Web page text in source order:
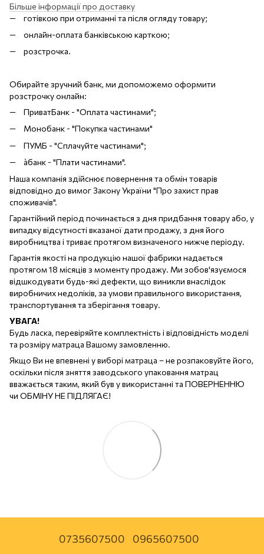
Більше інформації про доставку
готівкою при отриманні та після огляду товару;
онлайн-оплата банківською карткою;
розстрочка.
Обирайте зручний банк, ми допоможемо оформити
розстрочку онлайн:
ПриватБанк - "Оплата частинами";
Монобанк - "Покупка частинами"
ПУМБ - "Сплачуйте частинами";
àбанк - "Плати частинами".
Наша компанія здійснює повернення та обмін товарів
відповідно до вимог Закону України "Про захист прав
споживачів".
Гарантійний період починається з дня придбання товару або, у
випадку відсутності вказаної дати продажу, з дня його
виробництва і триває протягом визначеного нижче періоду.
Гарантія якості на продукцію нашої фабрики надається
протягом 18 місяців з моменту продажу. Ми зобов'язуємося
відшкодувати будь-які дефекти, що виникли внаслідок
виробничих недоліків, за умови правильного використання,
транспортування та зберігання товару.
УВАГА!
Будь ласка, перевіряйте комплектність і відповідність моделі
та розміру матраца Вашому замовленню.
Якщо Ви не впевнені у виборі матраца – не розпаковуйте його,
оскільки після зняття заводського упаковання матрац
вважається таким, який був у використанні та ПОВЕРНЕННЮ
чи ОБМІНУ НЕ ПІДЛЯГАЄ!
0735607500 0965607500